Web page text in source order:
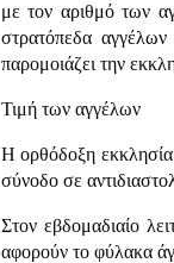
με τον αριθμό των
στρατόπεδα αγγέλων
παρομοιάζει την
Τιμή των αγγέλων
Η ορθόδοξη εκκλησία
σύνοδο σε
Στον εβδομαδιαίο
αφορούν το φύλακα